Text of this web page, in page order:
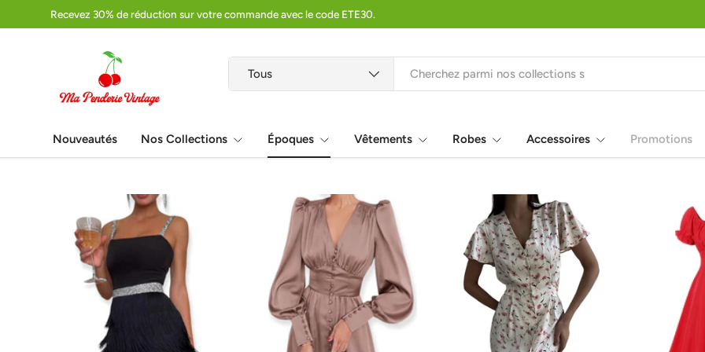
Aller au contenu
Recevez 30% de réduction sur votre commande avec le code ETE30.
Tous
Nouveautés Nos Collections Époques Vêtements Robes Accessoires Promotions